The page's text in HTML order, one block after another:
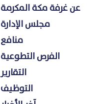
عن غرفة مكة المكرمة
مجلس الإدارة
منافع
الفرص التطوعية
التقارير
التوظيف